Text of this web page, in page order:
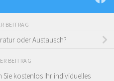
BEITRAG
oder Austausch?
BEITRAG
Sie kostenlos Ihr individuelles